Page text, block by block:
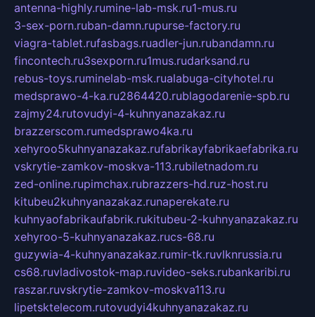
antenna-highly.rumine-lab-msk.ru1-mus.ru
3-sex-porn.ruban-damn.rupurse-factory.ru
viagra-tablet.rufasbags.ruadler-jun.rubandamn.ru
fincontech.ru3sexporn.ru1mus.rudarksand.ru
rebus-toys.ruminelab-msk.rualabuga-cityhotel.ru
medsprawo-4-ka.ru2864420.rublagodarenie-spb.ru
zajmy24.rutovudyi-4-kuhnyanazakaz.ru
brazzerscom.rumedsprawo4ka.ru
xehyroo5kuhnyanazakaz.rufabrikayfabrikaefabrika.ru
vskrytie-zamkov-moskva-113.rubiletnadom.ru
zed-online.rupimchax.rubrazzers-hd.ruz-host.ru
kitubeu2kuhnyanazakaz.runaperekate.ru
kuhnyaofabrikaufabrik.rukitubeu-2-kuhnyanazakaz.ru
xehyroo-5-kuhnyanazakaz.rucs-68.ru
guzywia-4-kuhnyanazakaz.rumir-tk.ruvlknrussia.ru
cs68.ruvladivostok-map.ruvideo-seks.rubankaribi.ru
raszar.ruvskrytie-zamkov-moskva113.ru
lipetsktelecom.rutovudyi4kuhnyanazakaz.ru